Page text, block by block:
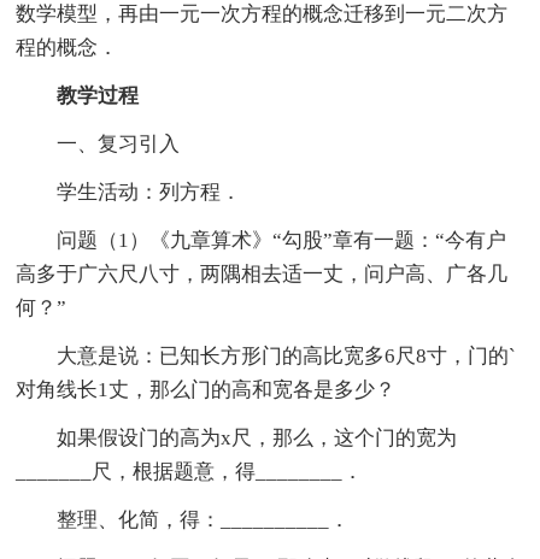
数学模型，再由一元一次方程的概念迁移到一元二次方
程的概念．
教学过程
一、复习引入
学生活动：列方程．
问题（1）《九章算术》“勾股”章有一题：“今有户
高多于广六尺八寸，两隅相去适一丈，问户高、广各几
何？”
大意是说：已知长方形门的高比宽多6尺8寸，门的`
对角线长1丈，那么门的高和宽各是多少？
如果假设门的高为x尺，那么，这个门的宽为
_______尺，根据题意，得________．
整理、化简，得：__________．